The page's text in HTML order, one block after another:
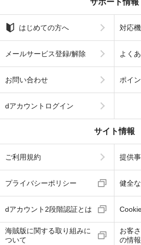
サポート情報
はじめての方へ 対応
メールサービス登録/解除 よく
お問い合わせ ポイ
dアカウントログイン
サイト情報
ご利用規約 提供
プライバシーポリシー 健全
dアカウント2段階認証とは
海賊版に関する取り組みに
ついて
お客
の情